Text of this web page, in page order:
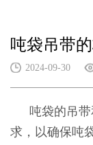
吨袋吊带
2024-09-30
吨袋的吊
求，以确保吨